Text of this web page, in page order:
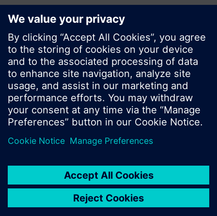
© Siemens Switzerland Ltd. Building Technologies
Division - 2016
A termékválaszték és az árak országonként
Biztonsági előírás
A felhasználás feltételei